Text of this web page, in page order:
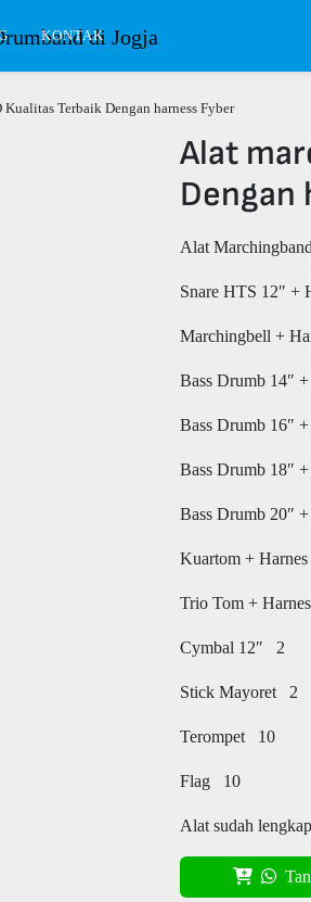
KONTAK
Terbaik Dengan harness Fyber
Alat
Dengan
Alat
Snare HTS 12″ +
Marchingbell +
Bass Drumb 14″
Bass Drumb 16″
Bass Drumb 18″
Bass Drumb 20″
Kuartom +
Trio Tom +
Cymbal 12″ 2
Stick Mayoret 2
Terompet 10
Flag 10
Alat sudah